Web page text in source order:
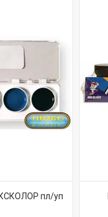
пл/уп